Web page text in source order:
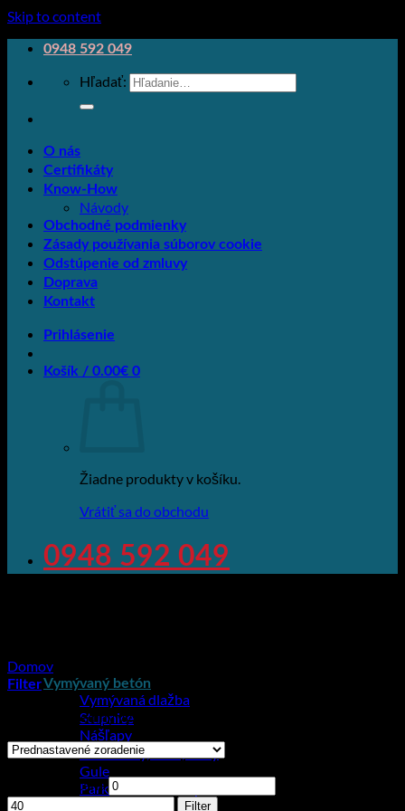
Skip to content
0948 592 049
Hľadať:
O nás
Certifikáty
Know-How
Návody
Obchodné podmienky
Zásady používania súborov cookie
Odstúpenie od zmluvy
Doprava
Kontakt
Prihlásenie
Košík / 0.00€ 0
Žiadne produkty v košíku.
Vrátiť sa do obchodu
0948 592 049
Vymývaný betón
Vymývaná dlažba
Stupnice
Nášľapy
Obrubníky,cokle,žľaby
Gule
Parkovacie zábrany
Domov
Filter
Zobrazený jediný výsledok
Minimálna cena
Filter